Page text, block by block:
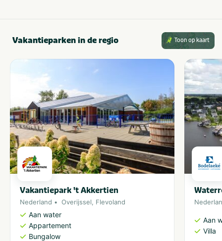
Vakantieparken in de regio Toon op kaart
Vakantiepark 't Akkertien
Nederland Overijssel, Flevoland
Aan water
Appartement
Bungalow
Aan
Villa